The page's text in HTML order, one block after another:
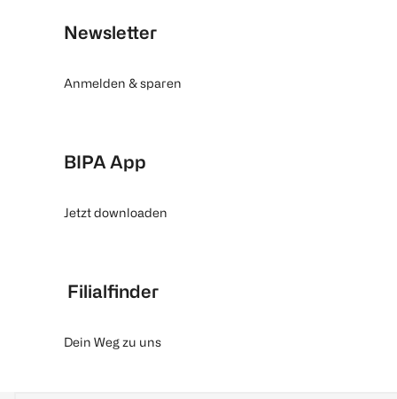
Newsletter
Anmelden & sparen
BIPA App
Jetzt downloaden
Filialfinder
Dein Weg zu uns